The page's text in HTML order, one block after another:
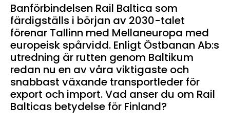
Banförbindelsen Rail Baltica som
färdigställs i början av 2030-talet
förenar Tallinn med Mellaneuropa med
europeisk spårvidd. Enligt Östbanan Ab:s
utredning är rutten genom Baltikum
redan nu en av våra viktigaste och
snabbast växande transportleder för
export och import. Vad anser du om Rail
Balticas betydelse för Finland?